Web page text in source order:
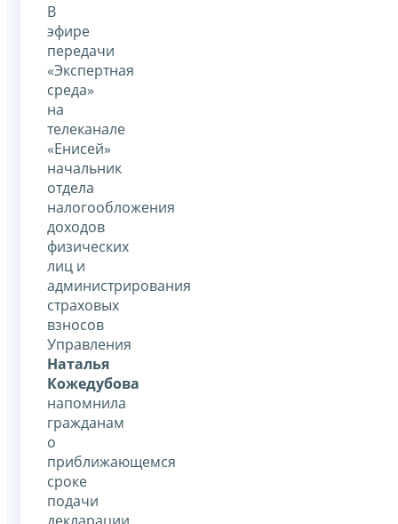
В
эфире
передачи
«Экспертная
среда»
на
телеканале
«Енисей»
начальник
отдела
налогообложения
доходов
физических
лиц и
администрирования
страховых
взносов
Управления
Наталья
Кожедубова
напомнила
гражданам
о
приближающемся
сроке
подачи
декларации